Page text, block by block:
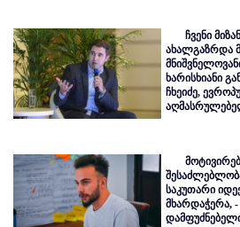
ჩვენი
ახალგაზრდა
ხარისხიანი
ჩხეიძე,
საკუთარი
მხარდაჭერა, -